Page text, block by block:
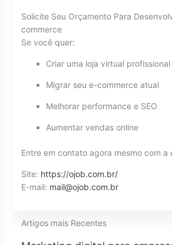
Artigos mais Recentes
Solicite Seu Orçamento Para
commerce
Se você quer:
Criar uma loja virtual profissional
Migrar seu e-commerce atual
Melhorar performance e SEO
Aumentar vendas online
Entre em contato agora mesmo com a
Site: https://ojob.com.br/
E-mail: mail@ojob.com.br